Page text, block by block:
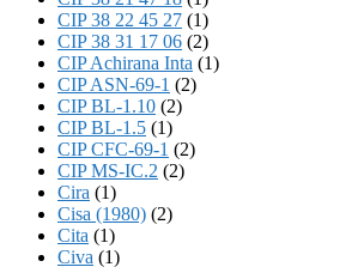
CIP 38 22 45 27 (1)
CIP 38 31 17 06 (2)
CIP Achirana Inta (1)
CIP ASN-69-1 (2)
CIP BL-1.10 (2)
CIP BL-1.5 (1)
CIP CFC-69-1 (2)
CIP MS-IC.2 (2)
Cira (1)
Cisa (1980) (2)
Cita (1)
Civa (1)